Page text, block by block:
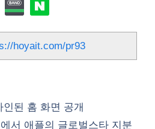
hoyait.com/pr93
된 홈 화면 공개
서 애플의 글로벌스타 지분